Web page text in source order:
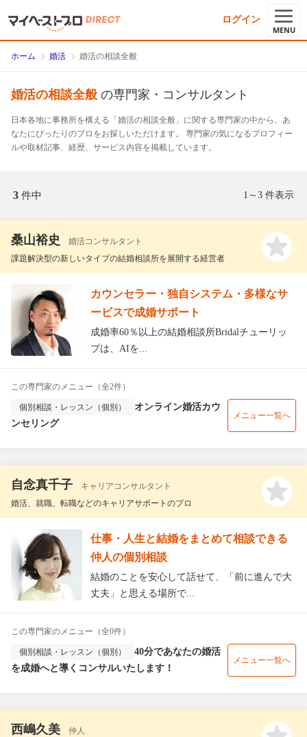
ログイン
MENU
ホーム 婚活 婚活の相談全般
婚活の相談全般 の専門家・コンサルタント
日本各地に事務所を構える「婚活の相談全般」に関する専門家の中から、あ
なたにぴったりのプロをお探しいただけます。 専門家の気になるプロフィー
ルや取材記事、経歴、サービス内容を掲載しています。
3件中 1～3 件表示
桑山裕史
婚活コンサルタント
課題解決型の新しいタイプの結婚相談所を展開する経営者
カウンセラー・独自システム・多様なサ
ービスで成婚サポート
成婚率60％以上の結婚相談所Bridalチューリッ
プは、AIを...
この専門家のメニュー（全2件）
個別相談・レッスン（個別）
オンライン婚活カウ
ンセリング
メニュー一覧へ
自念真千子
キャリアコンサルタント
婚活、就職、転職などのキャリアサポートのプロ
仕事・人生と結婚をまとめて相談できる
仲人の個別相談
結婚のことを安心して話せて、「前に進んで大
丈夫」と思える場所で...
この専門家のメニュー（全0件）
個別相談・レッスン（個別）
40分であなたの婚活
を成婚へと導くコンサルいたします！
メニュー一覧へ
西嶋久美
仲人